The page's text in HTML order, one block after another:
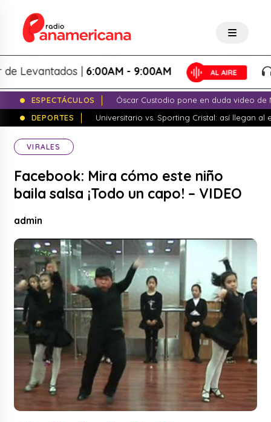
|6:00AM - 9:00AM
ESPECTÁCULOS
Óscar Custodio pone en duda video de
DEPORTES
Universitario vs. Sporting Cristal: así llegan al
VIRALES
Facebook: Mira cómo este niño
baila salsa ¡Todo un capo! – VIDEO
admin